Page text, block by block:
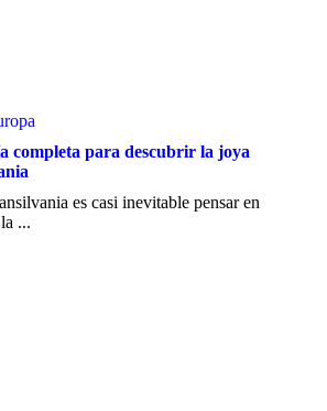
completa para descubrir la joya
es casi inevitable pensar en
...